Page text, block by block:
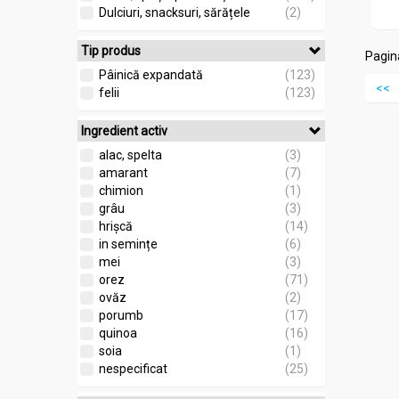
Dulciuri, snacksuri, sărățele
(2)
Tip produs
Pâinică expandată
(123)
felii
(123)
Ingredient activ
alac, spelta
(3)
amarant
(7)
chimion
(1)
grâu
(3)
hrișcă
(14)
in semințe
(6)
mei
(3)
orez
(71)
ovăz
(2)
porumb
(17)
quinoa
(16)
soia
(1)
nespecificat
(25)
<<